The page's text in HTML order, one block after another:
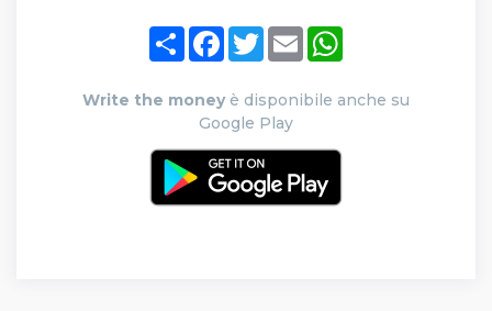
CondividiFacebookTwitterEmail
Write the moneyè disponibile anche su
Google Play